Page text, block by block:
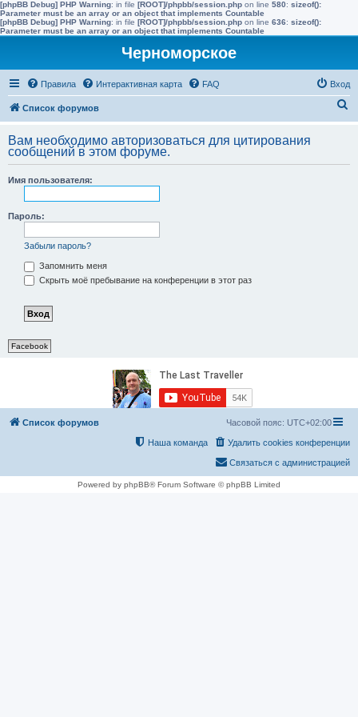
[phpBB Debug] PHP Warning: in file [ROOT]/phpbb/session.php on line 580: sizeof():
Parameter must be an array or an object that implements Countable
[phpBB Debug] PHP Warning: in file [ROOT]/phpbb/session.php on line 636: sizeof():
Parameter must be an array or an object that implements Countable
Черноморское
Правила Интерактивная карта FAQ Вход
Список форумов
с
Вам необходимо авторизоваться для цитирования
сообщений в этом форуме.
Имя пользователя:
Пароль:
Забыли пароль?
Запомнить меня
Скрыть моё пребывание на конференции в этот раз
Facebook
Список форумов Часовой пояс: UTC+02:00
Удалить cookies конференции
Наша команда
Связаться с администрацией
Powered by phpBB® Forum Software © phpBB Limited